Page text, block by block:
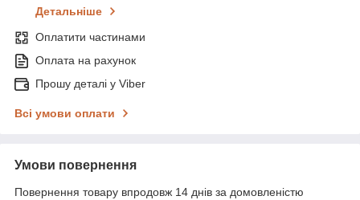
Детальніше
Оплатити частинами
Оплата на рахунок
Прошу деталі у Viber
Всі умови оплати
Умови повернення
Повернення товару впродовж 14 днів за домовленістю